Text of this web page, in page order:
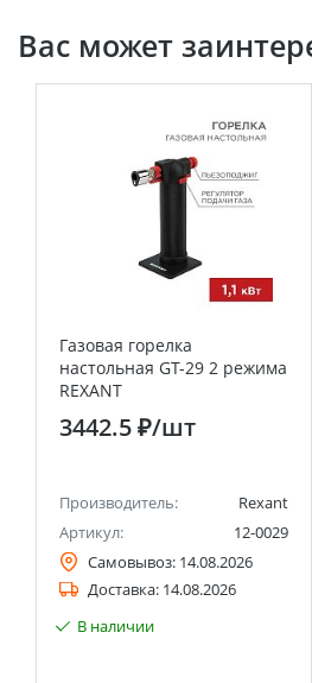
Вас может
Газовая горелка
настольная GT-29 2 режима
REXANT
3442.5 ₽/шт
Производитель:
Rexant
Артикул:
12-0029
Самовывоз: 14.08.2026
Доставка: 14.08.2026
В наличии